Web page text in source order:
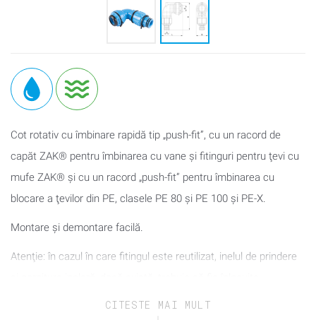
Cot rotativ cu îmbinare rapidă tip „push-fit”, cu un racord de
capăt ZAK® pentru îmbinarea cu vane şi fitinguri pentru ţevi cu
mufe ZAK® şi cu un racord „push-fit” pentru îmbinarea cu
blocare a ţevilor din PE, clasele PE 80 şi PE 100 şi PE-X.
Montare şi demontare facilă.
Atenţie: în cazul în care fitingul este reutilizat, inelul de prindere
La conectarea ţevilor din PE trebuie să utilizaţi un suport liniar
CITESTE MAI MULT